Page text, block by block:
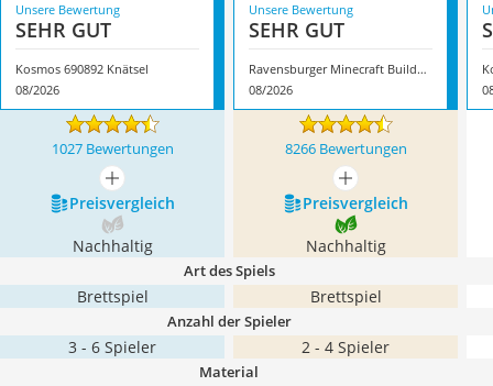
Unsere Bewertung
SEHR GUT
Kosmos 690892 Knätsel
08/2026
Unsere Bewertung
SEHR GUT
Ravensburger Minecraft Builders & Biomes
08/2026
1027 Bewertungen 8266 Bewertungen
mehr anzeigen
mehr anzeigen
Preis­vergleich
Preis­vergleich
Nachhaltig Nachhaltig
Art des Spiels
Brettspiel Brettspiel
Anzahl der Spieler
3 - 6 Spieler 2 - 4 Spieler
Material